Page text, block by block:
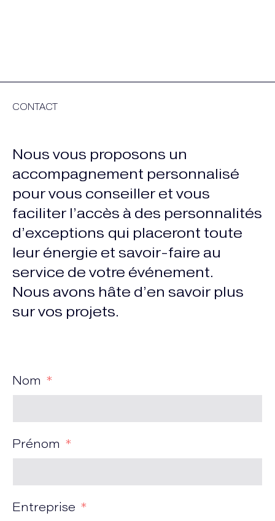
CONTACT
Nous vous proposons un
accompagnement personnalisé
pour vous conseiller et vous
faciliter l’accès à des personnalités
d’exceptions qui placeront toute
leur énergie et savoir-faire au
service de votre événement.
Nous avons hâte d’en savoir plus
sur vos projets.
Nom
Prénom
Entreprise